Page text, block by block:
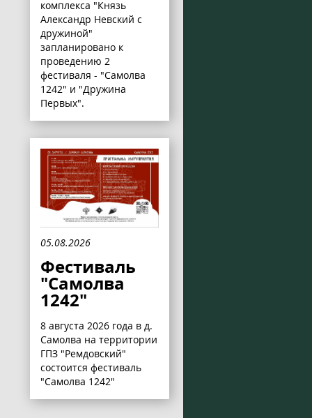
комплекса "Князь
Александр Невский с
дружиной"
запланировано к
проведению 2
фестиваля - "Самолва
1242" и "Дружина
Первых".
05.08.2026
Фестиваль
"Самолва
1242"
8 августа 2026 года в д.
Самолва на территории
ГПЗ "Ремдовский"
состоится фестиваль
"Самолва 1242"